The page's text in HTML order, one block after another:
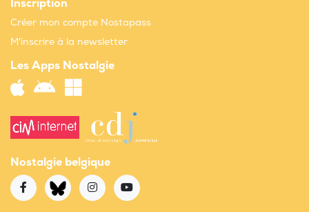
Inscription
Créer mon compte Nostapass
M'inscrire à la newsletter
Les Apps Nostalgie
Nostalgie belgique